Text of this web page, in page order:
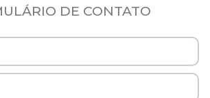
DE CONTATO